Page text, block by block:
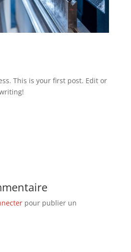
This is your first post. Edit or
pour publier un